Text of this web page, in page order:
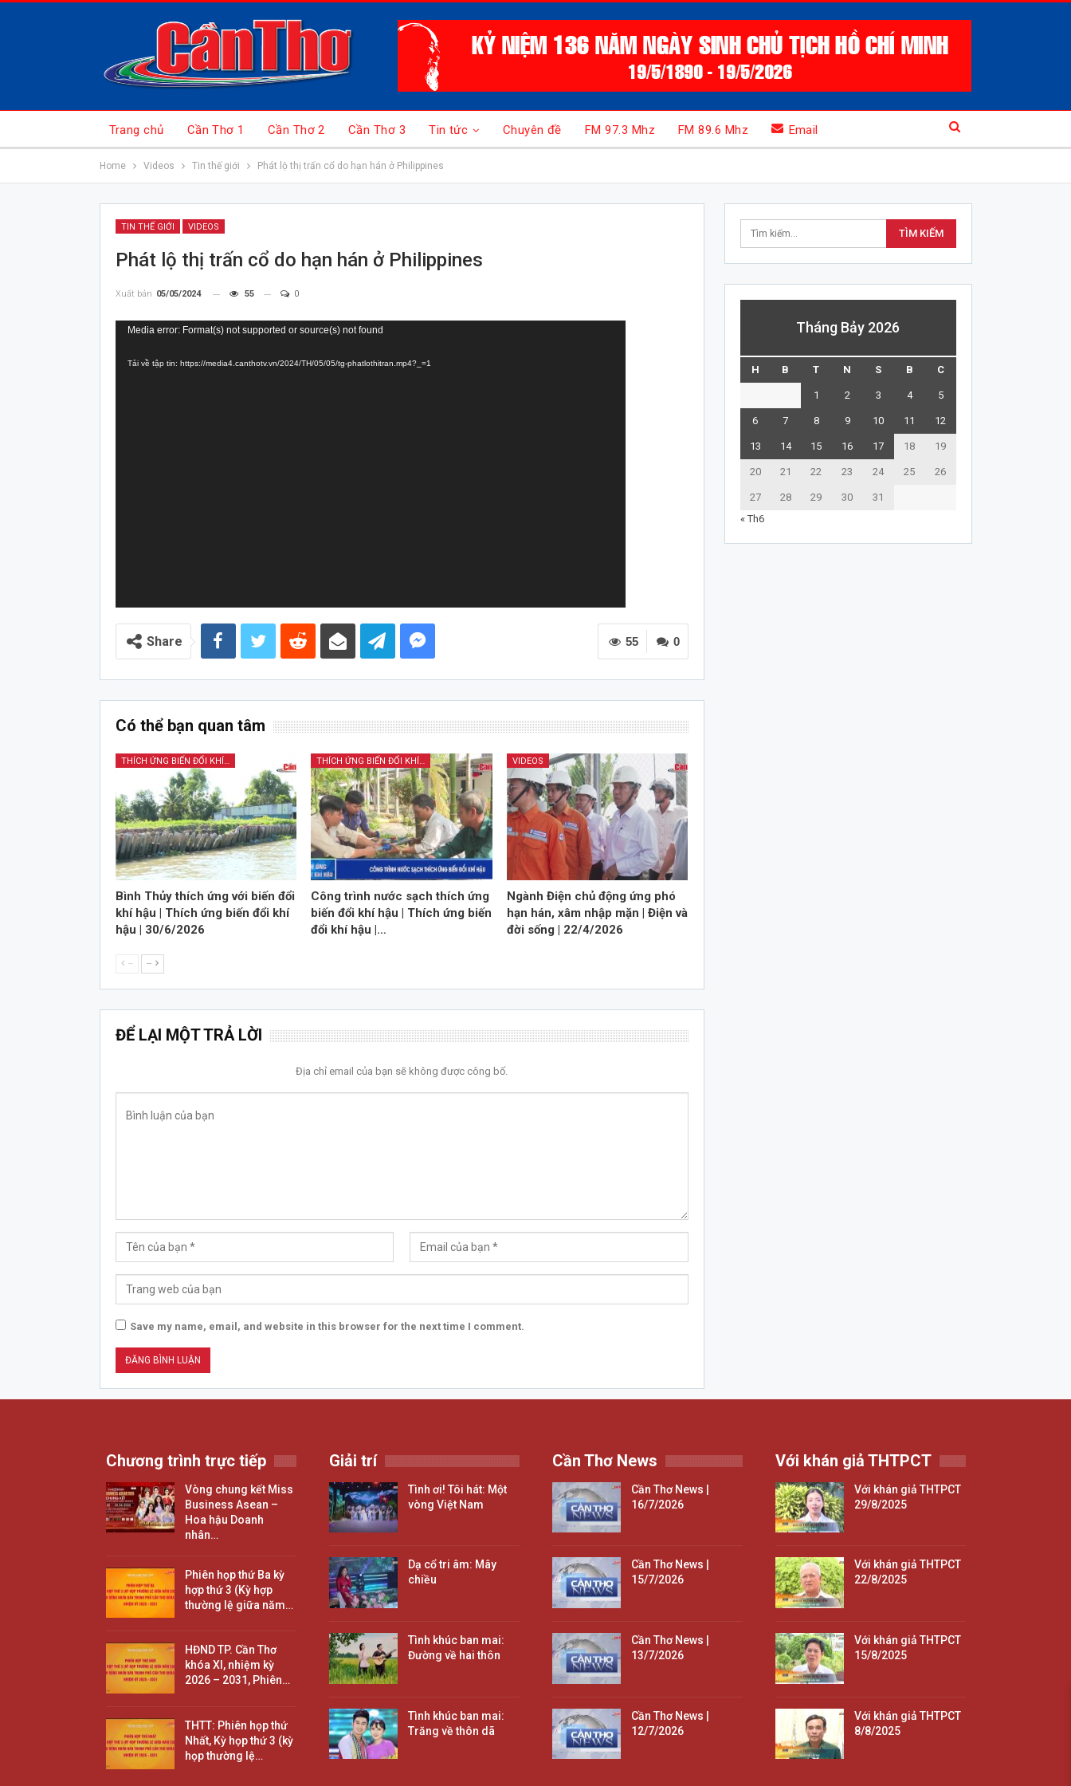
Trang chủ Cần Thơ 1 Cần Thơ 2 Cần Thơ 3 Tin tức Chuyên đề FM 97.3 Mhz FM 89.6 Mhz Email
Home Videos Tin thế giới Phát lộ thị trấn cổ do hạn hán ở Philippines
TIN THẾ GIỚI VIDEOS
Phát lộ thị trấn cổ do hạn hán ở Philippines
Xuất bản 05/05/2024 55 0
Trình
Video
Media error: Format(s) not supported or source(s) not found
Tải về tập tin: https://media4.canthotv.vn/2024/TH/05/05/tg-phatlothitran.mp4?_=1
0
55
Share
Có thể bạn quan tâm
THÍCH ỨNG BIẾN ĐỔI KHÍ HẬU
Bình Thủy thích ứng với biến đổi
khí hậu | Thích ứng biến đổi khí
hậu | 30/6/2026
THÍCH ỨNG BIẾN ĐỔI KHÍ HẬU
Công trình nước sạch thích ứng
biến đổi khí hậu | Thích ứng biến
đổi khí hậu |…
VIDEOS
Ngành Điện chủ động ứng phó
hạn hán, xâm nhập mặn | Điện và
đời sống | 22/4/2026
-- --
ĐỂ LẠI MỘT TRẢ LỜI
Địa chỉ email của bạn sẽ không được công bố.
Save my name, email, and website in this browser for the next time I comment.
Tháng Bảy 2026
H B T N S B C
1 2 3 4 5
6 7 8 9 10 11 12
13 14 15 16 17 18 19
20 21 22 23 24 25 26
27 28 29 30
31
« Th6
Chương trình trực tiếp
Vòng chung kết Miss
Business Asean –
Hoa hậu Doanh
nhân…
Phiên họp thứ Ba kỳ
hợp thứ 3 (Kỳ hợp
thường lệ giữa năm…
HĐND TP. Cần Thơ
khóa XI, nhiệm kỳ
2026 – 2031, Phiên…
THTT: Phiên họp thứ
Nhất, Kỳ họp thứ 3 (kỳ
họp thường lệ…
Giải trí
Tình ơi! Tôi hát: Một
vòng Việt Nam
Dạ cổ tri âm: Mây
chiều
Tình khúc ban mai:
Đường về hai thôn
Tình khúc ban mai:
Trăng về thôn dã
Cần Thơ News
Cần Thơ News |
16/7/2026
Cần Thơ News |
15/7/2026
Cần Thơ News |
13/7/2026
Cần Thơ News |
12/7/2026
Với khán giả THTPCT
Với khán giả THTPCT
29/8/2025
Với khán giả THTPCT
22/8/2025
Với khán giả THTPCT
15/8/2025
Với khán giả THTPCT
8/8/2025